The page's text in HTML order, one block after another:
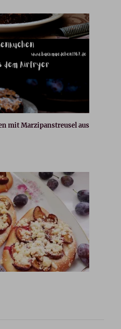
mit Marzipanstreusel aus